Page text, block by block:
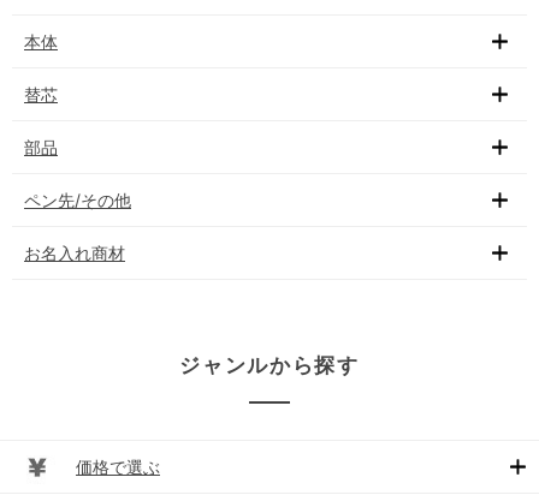
本体
替芯
部品
ペン先/その他
お名入れ商材
ジャンルから探す
価格で選ぶ